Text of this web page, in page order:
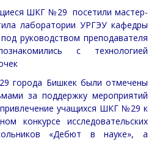
ШКГ №29 посетили мастер-
лаборатории УРГЭУ кафедры
руководством преподавателя
с технологией
города Бишкек были отмечены
за поддержку мероприятий
учащихся ШКГ №29 к
конкурсе исследовательских
«Дебют в науке», а